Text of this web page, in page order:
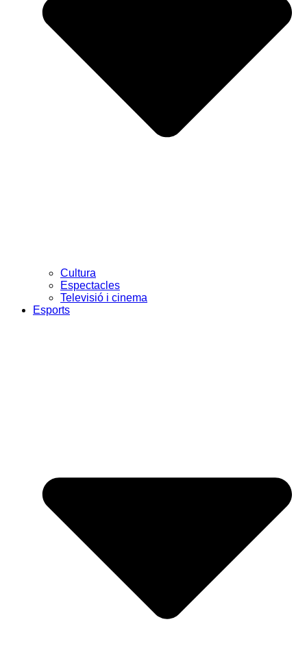
Cultura
Espectacles
Televisió i cinema
Esports